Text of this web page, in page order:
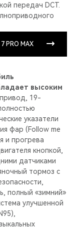
передач DCT.
MAX
высоким
19-
указатели
фар (Follow me
и прогрева
кнопкой,
датчиками
тормоз с
полный «зимний»
улучшенной